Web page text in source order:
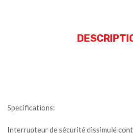
Specifications:
Interrupteur de sécurité dissimulé